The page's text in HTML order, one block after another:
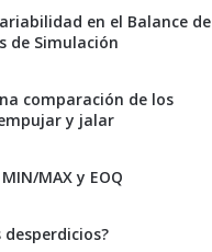
en el Balance de
de Simulación
comparación de los
y jalar
MAX y EOQ
desperdicios?